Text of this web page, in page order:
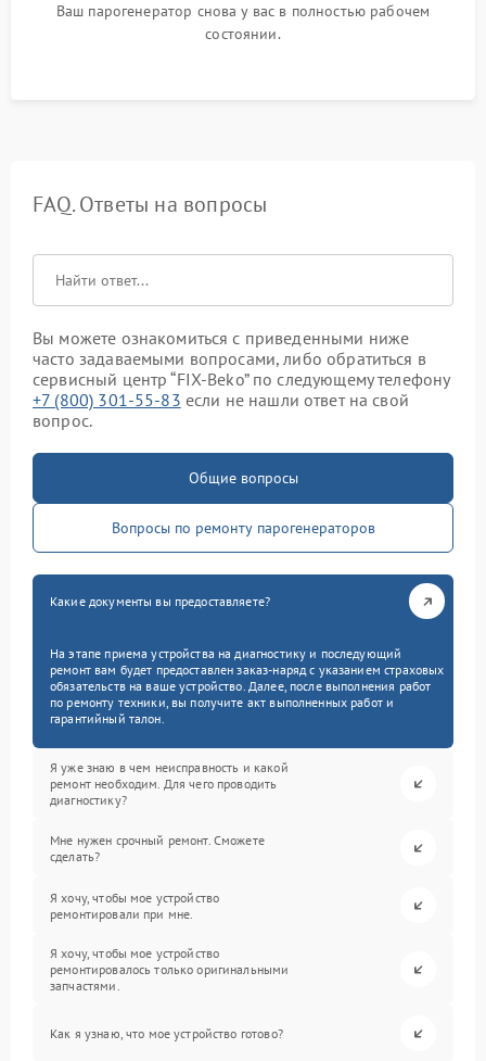
Ваш парогенератор снова у вас в полностью рабочем
состоянии.
FAQ. Ответы на вопросы
Вы можете ознакомиться с приведенными ниже
часто задаваемыми вопросами, либо обратиться в
сервисный центр “FIX-Beko” по следующему телефону
+7 (800) 301-55-83 если не нашли ответ на свой
вопрос.
Общие вопросы
Вопросы по ремонту парогенераторов
Какие документы вы предоставляете?
На этапе приема устройства на диагностику и последующий
ремонт вам будет предоставлен заказ-наряд с указанием страховых
обязательств на ваше устройство. Далее, после выполнения работ
по ремонту техники, вы получите акт выполненных работ и
гарантийный талон.
Я уже знаю в чем неисправность и какой
ремонт необходим. Для чего проводить
диагностику?
Мне нужен срочный ремонт. Сможете
сделать?
Я хочу, чтобы мое устройство
ремонтировали при мне.
Я хочу, чтобы мое устройство
ремонтировалось только оригинальными
запчастями.
Как я узнаю, что мое устройство готово?